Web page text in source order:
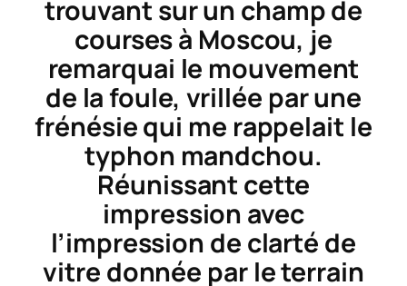
trouvant sur un champ de
courses à Moscou, je
remarquai le mouvement
de la foule, vrillée par une
frénésie qui me rappelait le
typhon mandchou.
Réunissant cette
impression avec
l’impression de clarté de
vitre donnée par le terrain